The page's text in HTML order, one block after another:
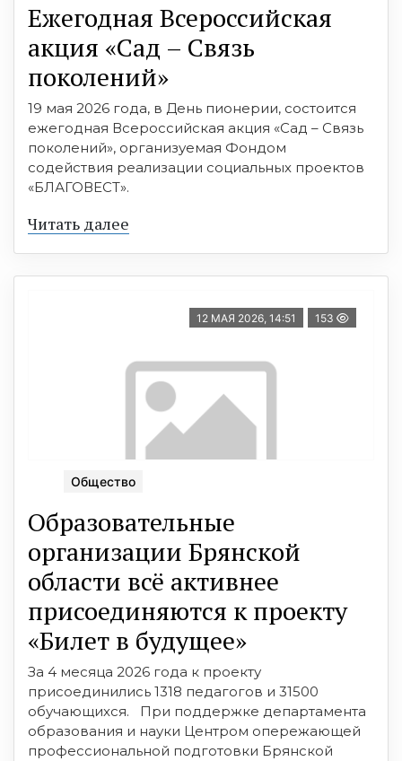
Ежегодная Всероссийская
акция «Сад – Связь
поколений»
19 мая 2026 года, в День пионерии, состоится
ежегодная Всероссийская акция «Сад – Связь
поколений», организуемая Фондом
содействия реализации социальных проектов
«БЛАГОВЕСТ».
Читать далее
12 МАЯ 2026, 14:51 153
Общество
Образовательные
организации Брянской
области всё активнее
присоединяются к проекту
«Билет в будущее»
За 4 месяца 2026 года к проекту
присоединились 1318 педагогов и 31500
обучающихся. При поддержке департамента
образования и науки Центром опережающей
профессиональной подготовки Брянской